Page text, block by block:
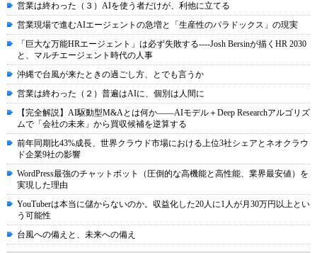
営業は終わった（３）AIを使う者だけが、利他に立てる
営業現場で進むAIエージェントの急増と「生産性のパラドックス」の現実
「巨大な万能HRエージェント」は必ず失敗する----Josh Bersinが描くHR 2030
と、マルチエージェント時代の人事
沖縄で台風が来たときの過ごし方、とでも言うか
営業は終わった（２）普遍はAIに、個別は人間に
【完全解説】AI駆動型M&Aとは何か――AIモデル＋Deep Researchアルゴリズ
ムで「会社の未来」から買収候補を逆算する
前年同期比43%成長、世界クラウド市場における上位3社シェアとネオクラウ
ド企業9社の影響
WordPress最強のチャットボット（圧倒的な高機能と高性能、業界最安値）を
実現した理由
YouTuberは本当に儲からないのか。収益化した20人に1人が月30万円以上とい
う可能性
台風への備えと、未来への備え